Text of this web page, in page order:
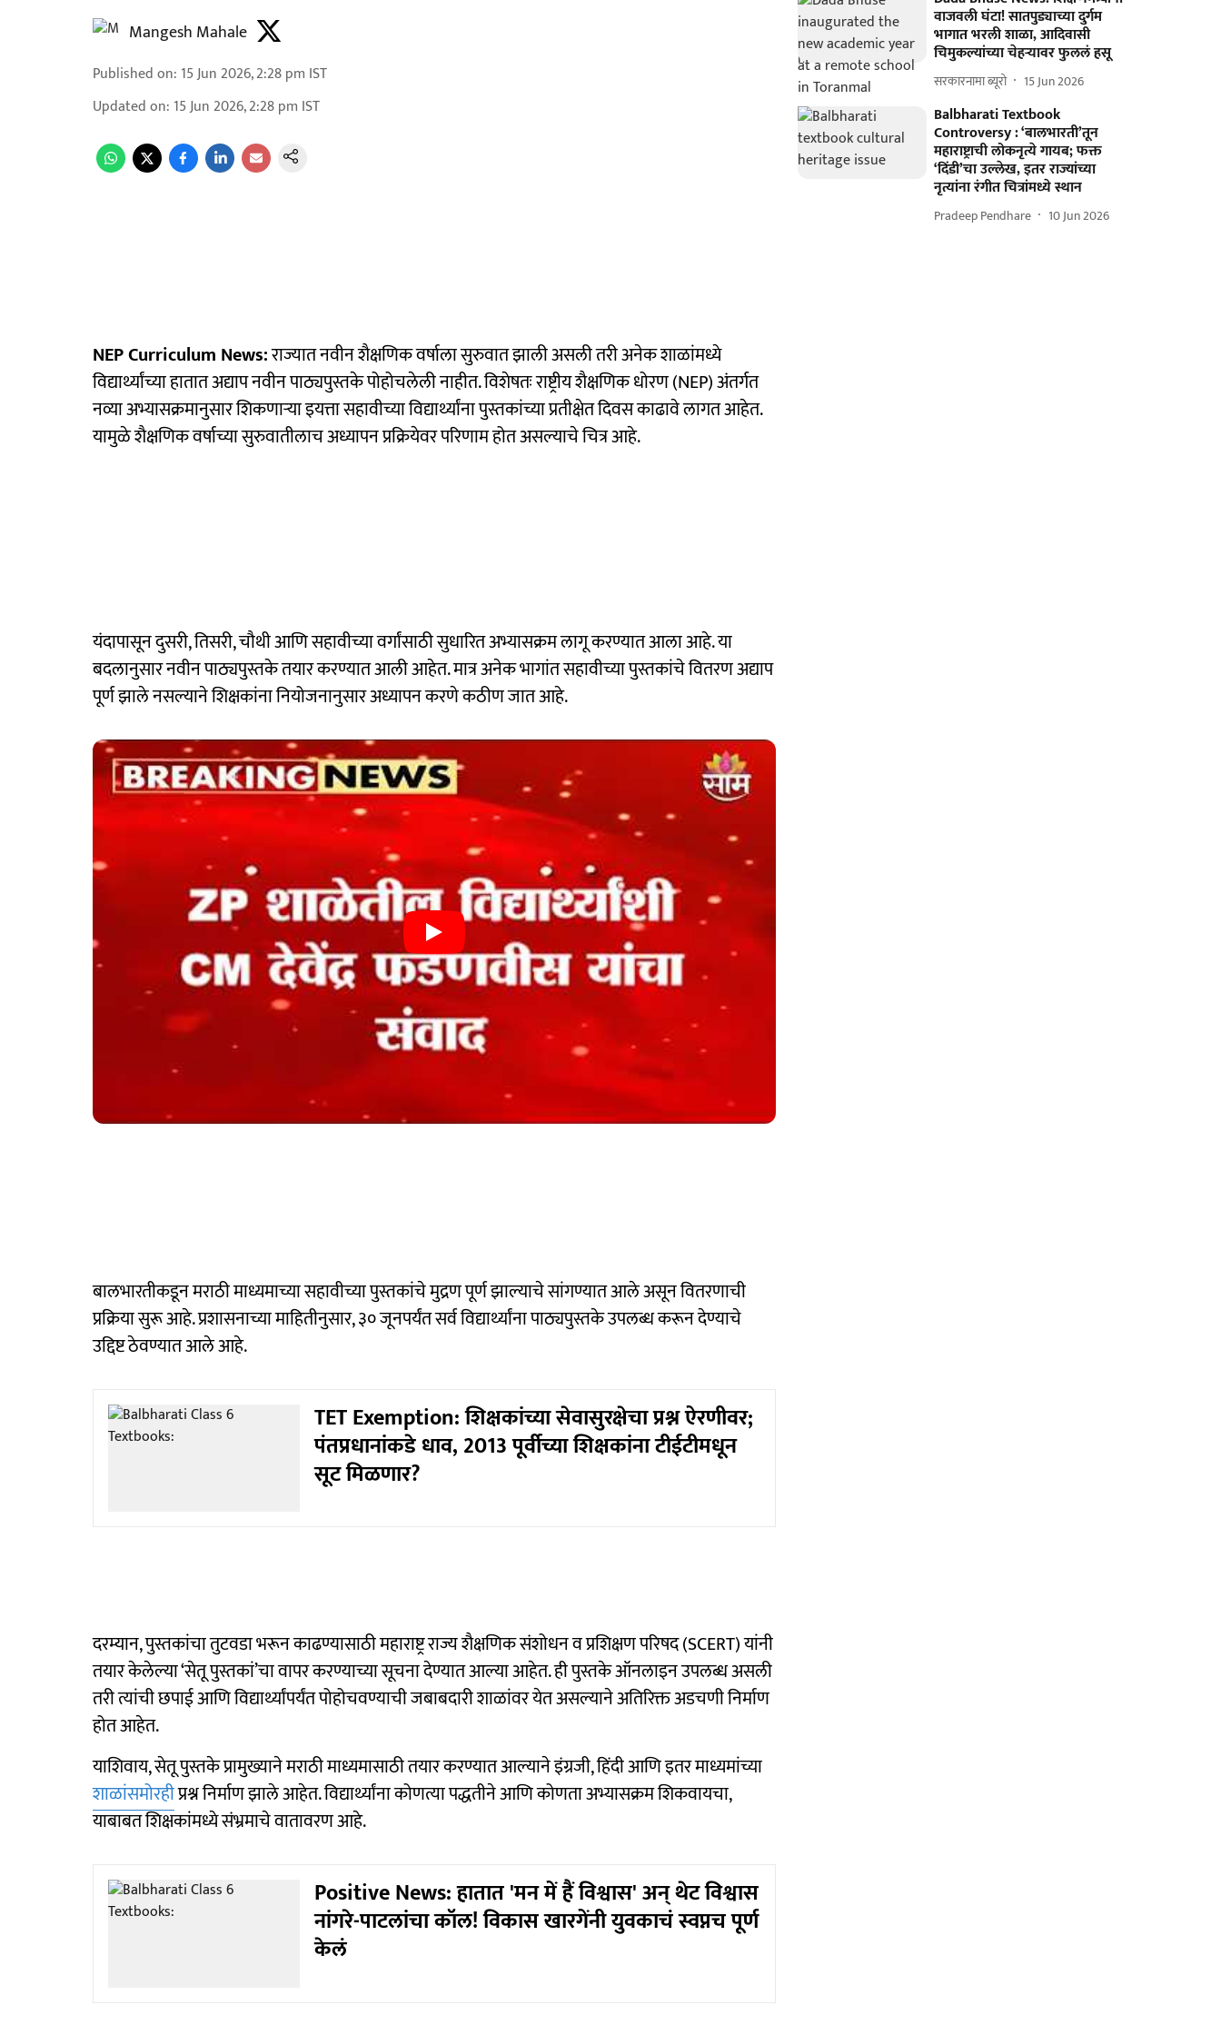
Mangesh Mahale
Published on: 15 Jun 2026, 2:28 pm IST
Updated on: 15 Jun 2026, 2:28 pm IST
NEP Curriculum News:राज्यात नवीन शैक्षणिक वर्षाला सुरुवात झाली असली तरी अनेक शाळांमध्ये
विद्यार्थ्यांच्या हातात अद्याप नवीन पाठ्यपुस्तके पोहोचलेली नाहीत. विशेषतः राष्ट्रीय शैक्षणिक धोरण (NEP) अंतर्गत
नव्या अभ्यासक्रमानुसार शिकणाऱ्या इयत्ता सहावीच्या विद्यार्थ्यांना पुस्तकांच्या प्रतीक्षेत दिवस काढावे लागत आहेत.
यामुळे शैक्षणिक वर्षाच्या सुरुवातीलाच अध्यापन प्रक्रियेवर परिणाम होत असल्याचे चित्र आहे.
यंदापासून दुसरी, तिसरी, चौथी आणि सहावीच्या वर्गांसाठी सुधारित अभ्यासक्रम लागू करण्यात आला आहे. या
बदलानुसार नवीन पाठ्यपुस्तके तयार करण्यात आली आहेत. मात्र अनेक भागांत सहावीच्या पुस्तकांचे वितरण अद्याप
पूर्ण झाले नसल्याने शिक्षकांना नियोजनानुसार अध्यापन करणे कठीण जात आहे.
बालभारतीकडून मराठी माध्यमाच्या सहावीच्या पुस्तकांचे मुद्रण पूर्ण झाल्याचे सांगण्यात आले असून वितरणाची
प्रक्रिया सुरू आहे. प्रशासनाच्या माहितीनुसार, ३० जूनपर्यंत सर्व विद्यार्थ्यांना पाठ्यपुस्तके उपलब्ध करून देण्याचे
उद्दिष्ट ठेवण्यात आले आहे.
TET Exemption: शिक्षकांच्या सेवासुरक्षेचा प्रश्न ऐरणीवर;
पंतप्रधानांकडे धाव, 2013 पूर्वीच्या शिक्षकांना टीईटीमधून
सूट मिळणार?
दरम्यान, पुस्तकांचा तुटवडा भरून काढण्यासाठी महाराष्ट्र राज्य शैक्षणिक संशोधन व प्रशिक्षण परिषद (SCERT) यांनी
तयार केलेल्या ‘सेतू पुस्तकां’चा वापर करण्याच्या सूचना देण्यात आल्या आहेत. ही पुस्तके ऑनलाइन उपलब्ध असली
तरी त्यांची छपाई आणि विद्यार्थ्यांपर्यंत पोहोचवण्याची जबाबदारी शाळांवर येत असल्याने अतिरिक्त अडचणी निर्माण
होत आहेत.
याशिवाय, सेतू पुस्तके प्रामुख्याने मराठी माध्यमासाठी तयार करण्यात आल्याने इंग्रजी, हिंदी आणि इतर माध्यमांच्या
शाळांसमोरहीप्रश्न निर्माण झाले आहेत. विद्यार्थ्यांना कोणत्या पद्धतीने आणि कोणता अभ्यासक्रम शिकवायचा,
याबाबत शिक्षकांमध्ये संभ्रमाचे वातावरण आहे.
Positive News: हातात 'मन में हैं विश्वास' अन् थेट विश्वास
नांगरे-पाटलांचा कॉल! विकास खारगेंनी युवकाचं स्वप्नच पूर्ण
केलं
वाजवली घंटा! सातपुड्याच्या दुर्गम
भागात भरली शाळा, आदिवासी
चिमुकल्यांच्या चेहऱ्यावर फुललं हसू
सरकारनामा ब्यूरो 15 Jun 2026
Balbharati Textbook
Controversy : ‘बालभारती’तून
महाराष्ट्राची लोकनृत्ये गायब; फक्त
‘दिंडी’चा उल्लेख, इतर राज्यांच्या
नृत्यांना रंगीत चित्रांमध्ये स्थान
Pradeep Pendhare 10 Jun 2026